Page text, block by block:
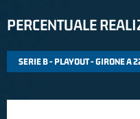
PERCENTUALE